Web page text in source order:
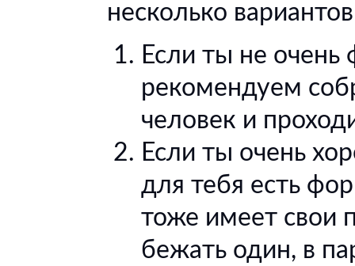
несколько
Если ты не очень
рекомендуем
человек и
Если ты очень
для тебя есть
тоже имеет свои
бежать один, в